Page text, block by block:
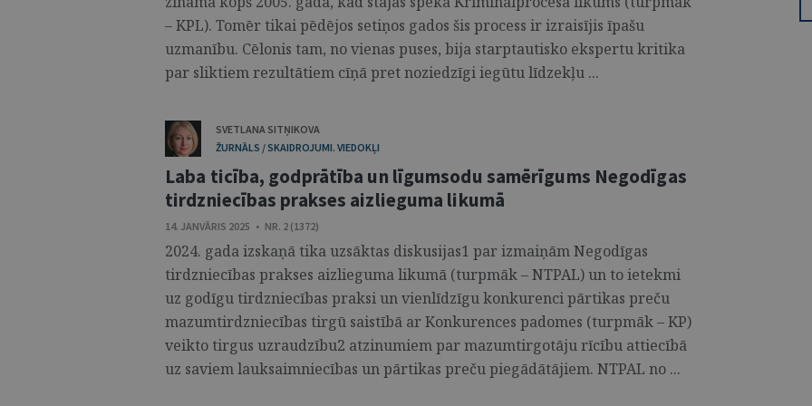
– KPL). Tomēr tikai pēdējos setiņos gados šis process ir izraisījis īpašu
uzmanību. Cēlonis tam, no vienas puses, bija starptautisko ekspertu kritika
par sliktiem rezultātiem cīņā pret noziedzīgi iegūtu līdzekļu ...
SVETLANA SITŅIKOVA
ŽURNĀLS / SKAIDROJUMI. VIEDOKĻI
Laba ticība, godprātība un līgumsodu samērīgums Negodīgas
tirdzniecības prakses aizlieguma likumā
14. JANVĀRIS 2025 • NR. 2 (1372)
2024. gada izskaņā tika uzsāktas diskusijas1 par izmaiņām Negodīgas
tirdzniecības prakses aizlieguma likumā (turpmāk – NTPAL) un to ietekmi
uz godīgu tirdzniecības praksi un vienlīdzīgu konkurenci pārtikas preču
mazumtirdzniecības tirgū saistībā ar Konkurences padomes (turpmāk – KP)
veikto tirgus uzraudzību2 atzinumiem par mazumtirgotāju rīcību attiecībā
uz saviem lauksaimniecības un pārtikas preču piegādātājiem. NTPAL no ...